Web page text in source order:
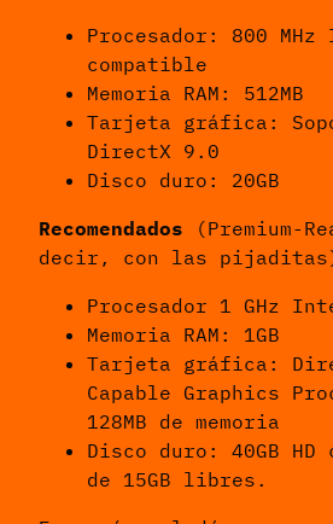
Procesador: 800
compatible
Memoria RAM: 512MB
Tarjeta gráfica:
DirectX 9.0
Disco duro: 20GB
Recomendados (Premium-
decir, con las
Procesador 1 GHz
Memoria RAM: 1GB
Tarjeta gráfica:
Capable Graphics
128MB de memoria
Disco duro: 40GB HD
de 15GB libres.